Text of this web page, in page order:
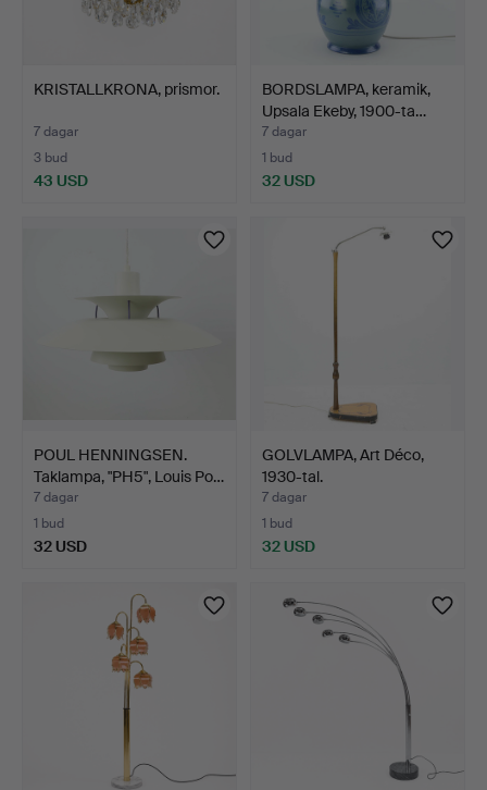
KRISTALLKRONA, prismor.
7 dagar
3 bud
43 USD
BORDSLAMPA, keramik,
Upsala Ekeby, 1900-ta…
7 dagar
1 bud
32 USD
POUL HENNINGSEN.
Taklampa, "PH5", Louis Po…
7 dagar
1 bud
32 USD
GOLVLAMPA, Art Déco,
1930-tal.
7 dagar
1 bud
32 USD